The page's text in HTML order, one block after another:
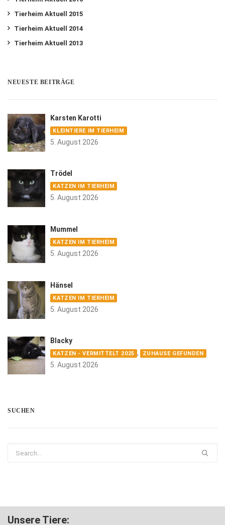
Tierheim Aktuell 2015
Tierheim Aktuell 2014
Tierheim Aktuell 2013
NEUESTE BEITRÄGE
Karsten Karotti
KLEINTIERE IM TIERHEIM
5. August 2026
Trödel
KATZEN IM TIERHEIM
5. August 2026
Mummel
KATZEN IM TIERHEIM
5. August 2026
Hänsel
KATZEN IM TIERHEIM
5. August 2026
Blacky
KATZEN - VERMITTELT 2025 , ZUHAUSE GEFUNDEN
5. August 2026
SUCHEN
Unsere Tiere: